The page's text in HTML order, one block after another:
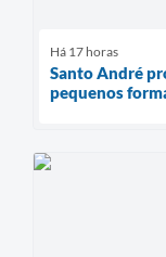
Há 17 horas
Santo André
pequenos